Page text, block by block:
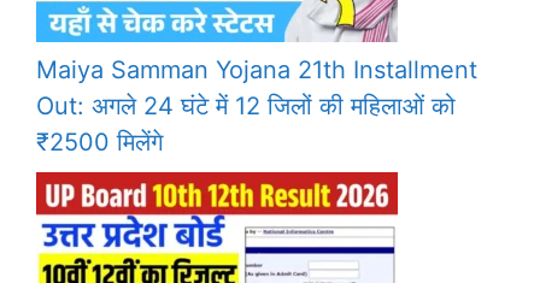
Maiya Samman Yojana 21th Installment
Out: अगले 24 घंटे में 12 जिलों की महिलाओं को
₹2500 मिलेंगे